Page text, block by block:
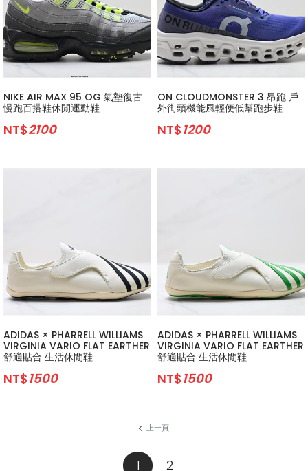
NIKE AIR MAX 95 OG 氣墊復古
慢跑百搭鞋休閒運動鞋
NT$2100
ON CLOUDMONSTER 3 昂跑 戶
外街頭機能風輕便低幫跑步鞋
NT$1200
ADIDAS × PHARRELL WILLIAMS
VIRGINIA VARIO FLAT EARTHER
舒適貼合 生活休閒鞋
NT$1500
ADIDAS × PHARRELL WILLIAMS
VIRGINIA VARIO FLAT EARTHER
舒適貼合 生活休閒鞋
NT$1500
上一頁
1 (current)
2